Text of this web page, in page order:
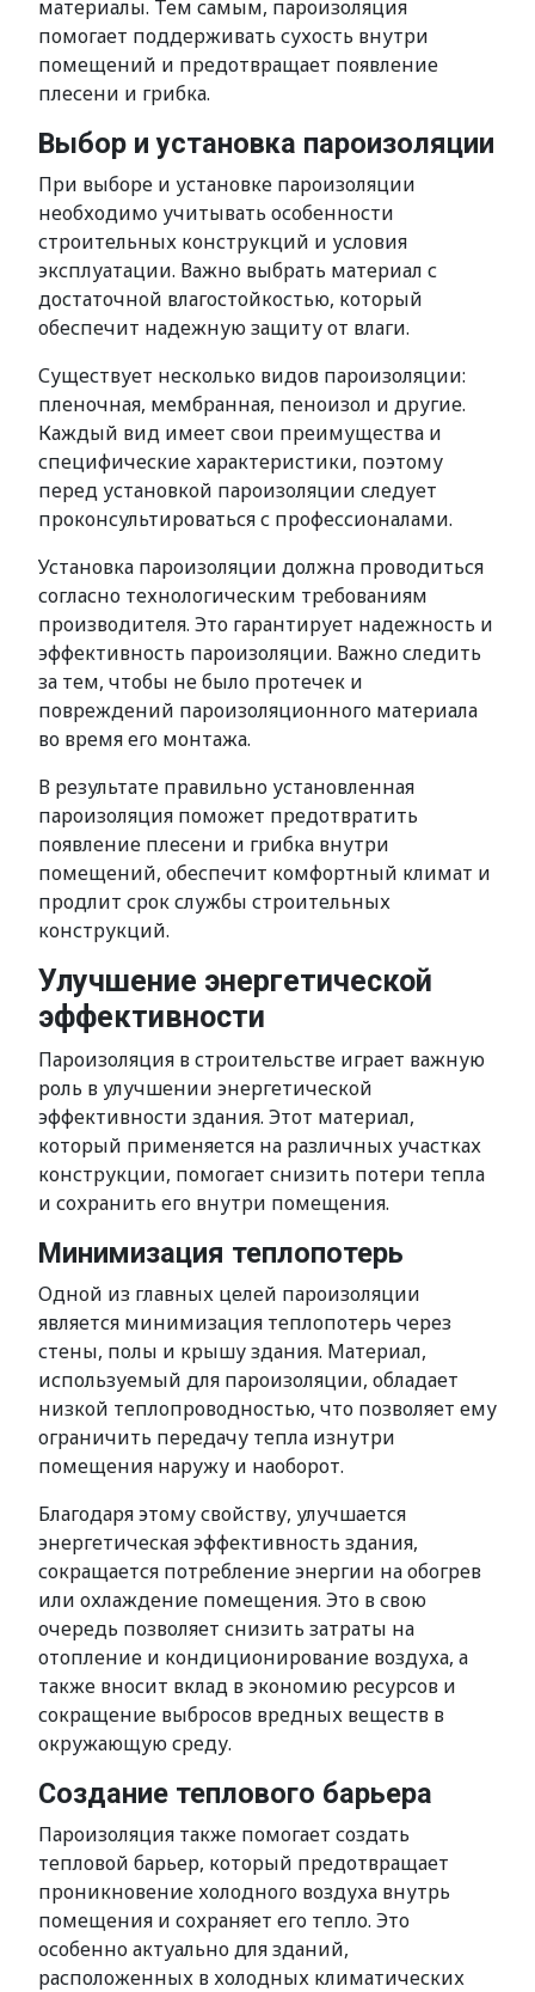
материалы. Тем самым, пароизоляция
помогает поддерживать сухость внутри
помещений и предотвращает появление
плесени и грибка.
Выбор и установка пароизоляции
При выборе и установке пароизоляции
необходимо учитывать особенности
строительных конструкций и условия
эксплуатации. Важно выбрать материал с
достаточной влагостойкостью, который
обеспечит надежную защиту от влаги.
Существует несколько видов пароизоляции:
пленочная, мембранная, пеноизол и другие.
Каждый вид имеет свои преимущества и
специфические характеристики, поэтому
перед установкой пароизоляции следует
проконсультироваться с профессионалами.
Установка пароизоляции должна проводиться
согласно технологическим требованиям
производителя. Это гарантирует надежность и
эффективность пароизоляции. Важно следить
за тем, чтобы не было протечек и
повреждений пароизоляционного материала
во время его монтажа.
В результате правильно установленная
пароизоляция поможет предотвратить
появление плесени и грибка внутри
помещений, обеспечит комфортный климат и
продлит срок службы строительных
конструкций.
Улучшение энергетической
эффективности
Пароизоляция в строительстве играет важную
роль в улучшении энергетической
эффективности здания. Этот материал,
который применяется на различных участках
конструкции, помогает снизить потери тепла
и сохранить его внутри помещения.
Минимизация теплопотерь
Одной из главных целей пароизоляции
является минимизация теплопотерь через
стены, полы и крышу здания. Материал,
используемый для пароизоляции, обладает
низкой теплопроводностью, что позволяет ему
ограничить передачу тепла изнутри
помещения наружу и наоборот.
Благодаря этому свойству, улучшается
энергетическая эффективность здания,
сокращается потребление энергии на обогрев
или охлаждение помещения. Это в свою
очередь позволяет снизить затраты на
отопление и кондиционирование воздуха, а
также вносит вклад в экономию ресурсов и
сокращение выбросов вредных веществ в
окружающую среду.
Создание теплового барьера
Пароизоляция также помогает создать
тепловой барьер, который предотвращает
проникновение холодного воздуха внутрь
помещения и сохраняет его тепло. Это
особенно актуально для зданий,
расположенных в холодных климатических